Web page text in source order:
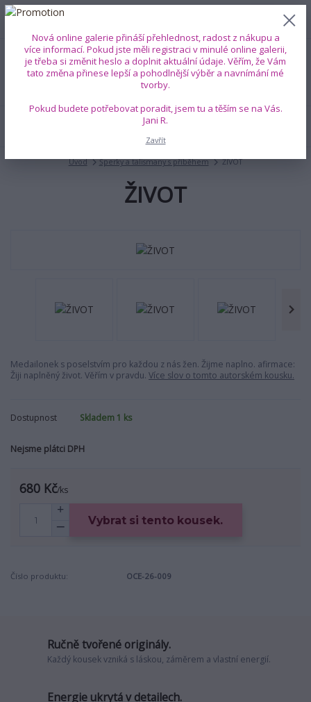
Menu
+420 739 353 708 0 ks
0 Kč
Úvod Šperky a talismany s příběhem ŽIVOT
ŽIVOT
Medailonek s poselstvím pro každou z nás žen. Žijme naplno. afirmace:
Žiji naplněný život. Věřím v pravdu. Více slov o tomto autorském kousku.
Dostupnost Skladem 1 ks
Nejsme plátci DPH
680 Kč/ks
Vybrat si tento kousek.
Číslo produktu: OCE-26-009
Ručně tvořené originály.
Každý kousek vzniká s láskou, záměrem a vlastní energií.
Energie ukrytá v detailech.
Nová online galerie přináší přehlednost, radost z nákupu a
více informací. Pokud jste měli registraci v minulé online galerii,
je třeba si změnit heslo a doplnit aktuální údaje. Věřím, že Vám
tato změna přinese lepší a pohodlnější výběr a navnímání mé
tvorby.
Pokud budete potřebovat poradit, jsem tu a těším se na Vás.
Jani R.
Zavřít